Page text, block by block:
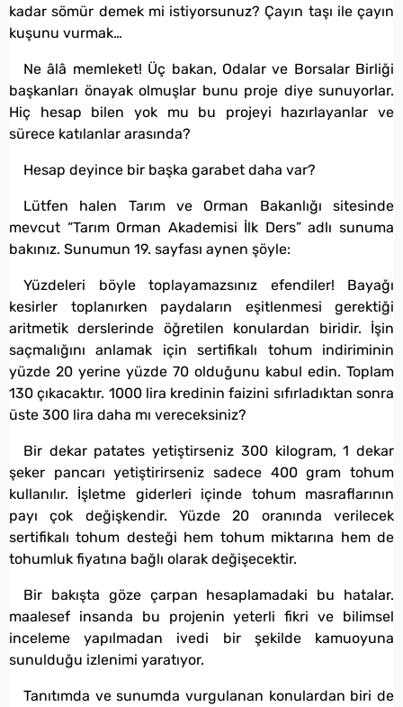
kadar sömür demek mi istiyorsunuz? Çayın taşı ile çayın
kuşunu vurmak…
Ne âlâ memleket! Üç bakan, Odalar ve Borsalar Birliği
başkanları önayak olmuşlar bunu proje diye sunuyorlar.
Hiç hesap bilen yok mu bu projeyi hazırlayanlar ve
sürece katılanlar arasında?
Hesap deyince bir başka garabet daha var?
Lütfen halen Tarım ve Orman Bakanlığı sitesinde
mevcut “Tarım Orman Akademisi İlk Ders” adlı sunuma
bakınız. Sunumun 19. sayfası aynen şöyle:
Yüzdeleri böyle toplayamazsınız efendiler! Bayağı
kesirler toplanırken paydaların eşitlenmesi gerektiği
aritmetik derslerinde öğretilen konulardan biridir. İşin
saçmalığını anlamak için sertifikalı tohum indiriminin
yüzde 20 yerine yüzde 70 olduğunu kabul edin. Toplam
130 çıkacaktır. 1000 lira kredinin faizini sıfırladıktan sonra
üste 300 lira daha mı vereceksiniz?
Bir dekar patates yetiştirseniz 300 kilogram, 1 dekar
şeker pancarı yetiştirirseniz sadece 400 gram tohum
kullanılır. İşletme giderleri içinde tohum masraflarının
payı çok değişkendir. Yüzde 20 oranında verilecek
sertifikalı tohum desteği hem tohum miktarına hem de
tohumluk fiyatına bağlı olarak değişecektir.
Bir bakışta göze çarpan hesaplamadaki bu hatalar.
maalesef insanda bu projenin yeterli fikri ve bilimsel
inceleme yapılmadan ivedi bir şekilde kamuoyuna
sunulduğu izlenimi yaratıyor.
Tanıtımda ve sunumda vurgulanan konulardan biri de